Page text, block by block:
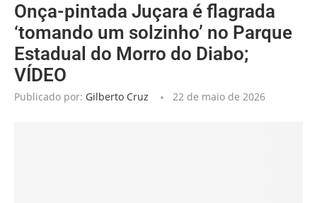
Onça-pintada Juçara é flagrada
‘tomando um solzinho’ no Parque
Estadual do Morro do Diabo;
VÍDEO
Publicado por: Gilberto Cruz 22 de maio de 2026